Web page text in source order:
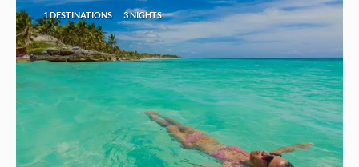
1 DESTINATIONS 3 NIGHTS